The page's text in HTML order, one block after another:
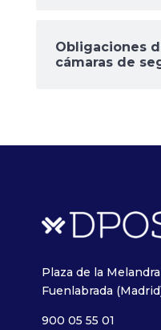
Obligaciones
cámaras de
Plaza de la Melandra
Fuenlabrada
900 05 55 01